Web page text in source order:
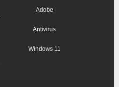
Adobe
Antivirus
Windows 11